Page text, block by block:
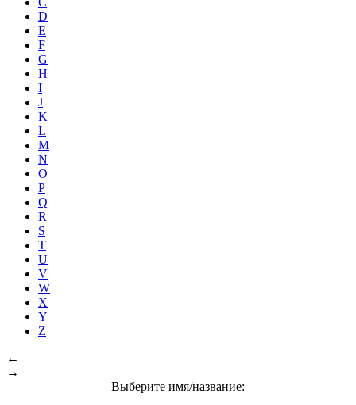
D
E
F
G
H
I
J
K
L
M
N
O
P
Q
R
S
T
U
V
W
X
Y
Z
←
→
Выберите имя/название: